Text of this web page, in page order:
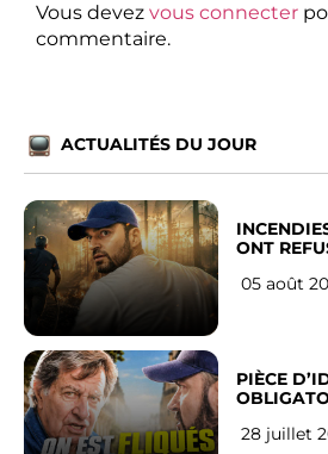
Vous devez vous connecter
commentaire.
ACTUALITÉS DU JOUR
ONT
05 août
PIÈCE
Français
28 juillet